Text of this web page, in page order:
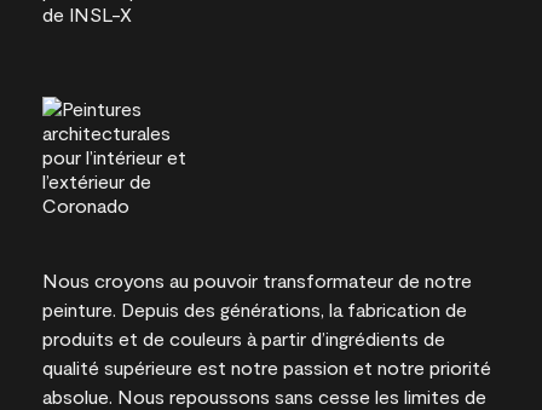
Nous croyons au pouvoir transformateur de notre
peinture. Depuis des générations, la fabrication de
produits et de couleurs à partir d’ingrédients de
qualité supérieure est notre passion et notre priorité
absolue. Nous repoussons sans cesse les limites de